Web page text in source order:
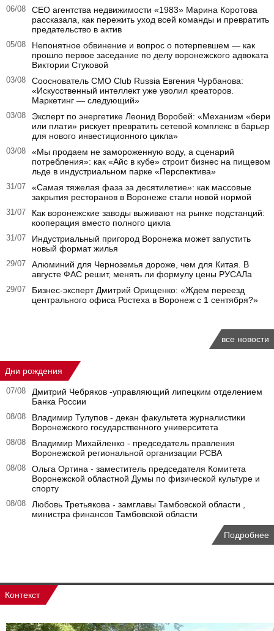
06/08
CEO агентства недвижимости «1983» Марина Коротова
рассказала, как пережить уход всей команды и превратить
предательство в актив
05/08
Непонятное обвинение и вопрос о потерпевшем — как
прошло первое заседание по делу воронежского адвоката
Виктории Стуковой
03/08
Сооснователь CMO Club Russia Евгения Чурбанова:
«Искусственный интеллект уже уволил креаторов.
Маркетинг — следующий»
03/08
Эксперт по энергетике Леонид Воробей: «Механизм «бери
или плати» рискует превратить сетевой комплекс в барьер
для нового инвестиционного цикла»
03/08
«Мы продаем не замороженную воду, а сценарий
потребления»: как «Айс в кубе» строит бизнес на пищевом
льде в индустриальном парке «Перспектива»
31/07
«Самая тяжелая фаза за десятилетие»: как массовые
закрытия ресторанов в Воронеже стали новой нормой
31/07
Как воронежские заводы выживают на рынке подстанций:
кооперация вместо полного цикла
31/07
Индустриальный пригород Воронежа может запустить
новый формат жилья
29/07
Алюминий для Черноземья дороже, чем для Китая. В
августе ФАС решит, менять ли формулу цены РУСАЛа
29/07
Бизнес-эксперт Дмитрий Орищенко: «Ждем переезд
центрального офиса Ростеха в Воронеж с 1 сентября?»
все новости
Дни рождения
07/08
Дмитрий Чебряков -управляющий липецким отделением
Банка России
08/08
Владимир Тулупов - декан факультета журналистики
Воронежского государственного университета
08/08
Владимир Михайленко - председатель правления
Воронежской региональной организации РСВА
08/08
Ольга Ортина - заместитель председателя Комитета
Воронежской областной Думы по физической культуре и
спорту
08/08
Любовь Третьякова - замглавы Тамбовской области ,
министра финансов Тамбовской области
Подробнее
Контекст